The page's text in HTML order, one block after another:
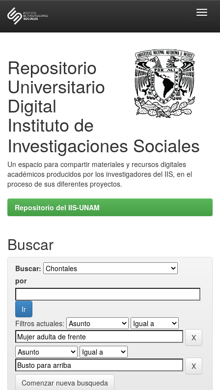
Repositorio
Universitario
Digital
Instituto de
Investigaciones Sociales
Un espacio para compartir materiales y recursos digitales
académicos producidos por los investigadores del IIS, en el
proceso de sus diferentes proyectos.
Repositorio del IIS-UNAM
Buscar
Buscar:
por
Filtros actuales:
Comenzar nueva busqueda